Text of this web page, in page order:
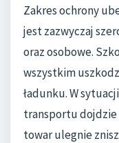
Zakres ochrony
jest zazwyczaj
oraz osobowe.
wszystkim
ładunku. W
transportu
towar ulegnie